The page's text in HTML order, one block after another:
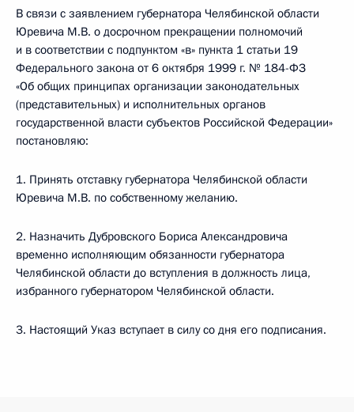
В связи с заявлением губернатора Челябинской области
Юревича М.В. о досрочном прекращении полномочий
и в соответствии с подпунктом «в» пункта 1 статьи 19
Федерального закона от 6 октября 1999 г. № 184-ФЗ
«Об общих принципах организации законодательных
(представительных) и исполнительных органов
государственной власти субъектов Российской Федерации»
постановляю:
1. Принять отставку губернатора Челябинской области
Юревича М.В. по собственному желанию.
2. Назначить Дубровского Бориса Александровича
временно исполняющим обязанности губернатора
Челябинской области до вступления в должность лица,
избранного губернатором Челябинской области.
3. Настоящий Указ вступает в силу со дня его подписания.